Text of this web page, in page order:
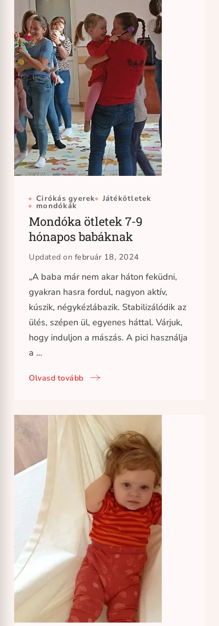
Cirókás gyerek Játékötletek
mondókák
Mondóka ötletek 7-9
hónapos babáknak
Updated on február 18, 2024
„A baba már nem akar háton feküdni,
gyakran hasra fordul, nagyon aktív,
kúszik, négykézlábazik. Stabilizálódik az
ülés, szépen ül, egyenes háttal. Várjuk,
hogy induljon a mászás. A pici használja
a …
Olvasd tovább